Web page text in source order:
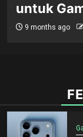
untuk
9 months ago